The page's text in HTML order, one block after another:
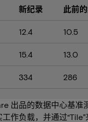
新纪录 此前
12.4 10.5
15.4 13.0
334 286
出品的数据中心基
作负载，并通过